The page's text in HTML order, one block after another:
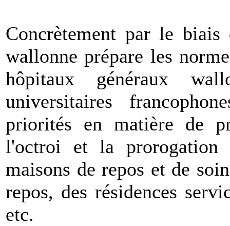
Concrètement par le
wallonneprépare les
hôpitaux généraux
universitaires
priorités en matière de
l'octroi et la prorogation
maisons de repos et de
repos, des résidences
etc.